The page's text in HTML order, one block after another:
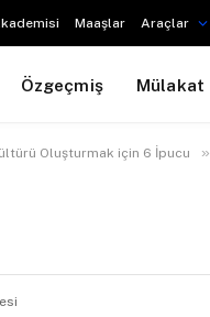
Maaşlar Araçlar
Özgeçmiş Mülakat
Oluşturmak için 6 İpucu »